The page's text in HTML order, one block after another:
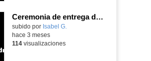
Ceremonia de entrega de premios Quizstory 2026
subido por Isabel G.
hace 3 meses
114visualizaciones